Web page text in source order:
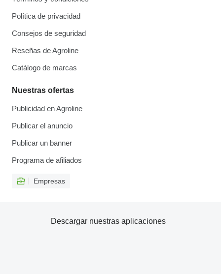
Política de privacidad
Consejos de seguridad
Reseñas de Agroline
Catálogo de marcas
Nuestras ofertas
Publicidad en Agroline
Publicar el anuncio
Publicar un banner
Programa de afiliados
Empresas
Descargar nuestras aplicaciones